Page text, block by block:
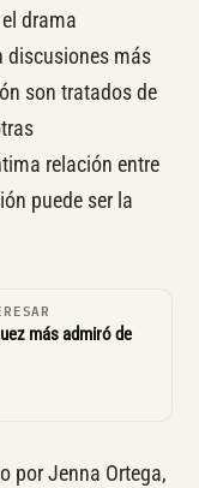
drama
discusiones más
son tratados de
relación entre
puede ser la
más admiró de
por Jenna Ortega,